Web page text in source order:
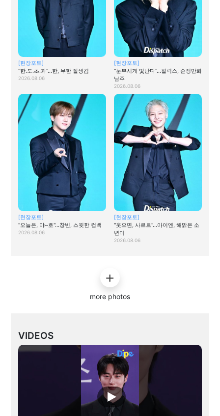
[현장포토]
"한.도.초.과"…한, 무한 잘생김
2026.08.06
[현장포토]
"눈부시게 빛난다"…필릭스, 순정만화
남주
2026.08.06
[현장포토]
"오늘은, 야~호"…창빈, 스윗한 컴백
2026.08.06
[현장포토]
"웃으면, 사르르"…아이엔, 해맑은 소
년미
2026.08.06
more photos
VIDEOS